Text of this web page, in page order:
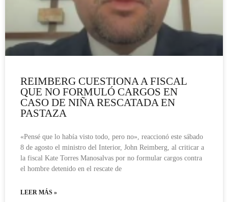
REIMBERG CUESTIONA A FISCAL
QUE NO FORMULÓ CARGOS EN
CASO DE NIÑA RESCATADA EN
PASTAZA
«Pensé que lo había visto todo, pero no», reaccionó este sábado
8 de agosto el ministro del Interior, John Reimberg, al criticar a
la fiscal Kate Torres Manosalvas por no formular cargos contra
el hombre detenido en el rescate de
LEER MÁS »